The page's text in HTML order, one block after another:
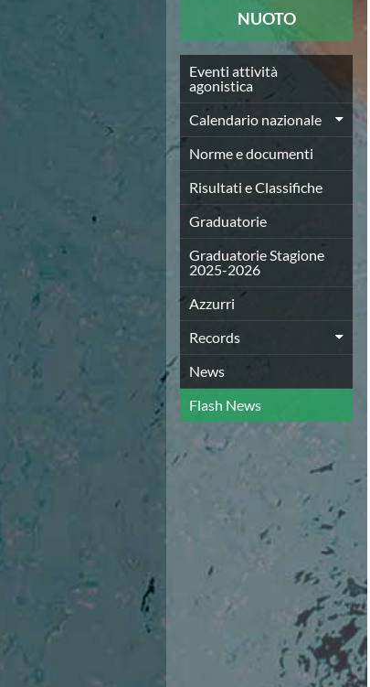
Europei a modo Mei
Nuoto
Eventi attività agonistica
Calendario nazionale
Norme e documenti
Risultati e Classifiche
Graduatorie
Graduatorie Stagione 2025-2026
Azzurri
Records
News
Flash News
Pallanuoto
Norme e documenti
Le Nazionali
Coppa Italia
Campionato A1 Maschile
Campionato A1 Femminile
Campionato A2 Maschile
Campionato A2 Femminile
Campionato B Maschile
Storico Campionati 2003-2017
Trofei delle Regioni
Flash News
Waterpolo Channel
Norme e documenti
Risultati e Classifiche
NUOTO
Eventi attività
agonistica
Calendario nazionale
Norme e documenti
Risultati e Classifiche
Graduatorie
Graduatorie Stagione
2025-2026
Azzurri
Records
News
Flash News